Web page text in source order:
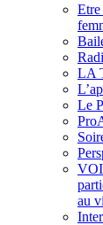
Etre
LA
Le
au